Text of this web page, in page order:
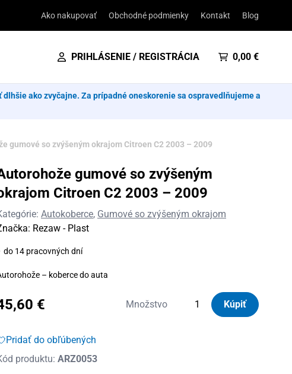
Ako nakupovať Obchodné podmienky Kontakt Blog
PRIHLÁSENIE / REGISTRÁCIA 0,00 €
ako zvyčajne. Za prípadné oneskorenie sa ospravedlňujeme a
gumové so zvýšeným okrajom Citroen C2 2003 – 2009
gumové so zvýšeným
Citroen C2 2003 – 2009
Autokoberce, Gumové so zvýšeným okrajom
Rezaw - Plast
do 14 pracovných dní
– koberce do auta
€ Množstvo
množstvo
Kúpiť
Pridať do obľúbených
produktu: ARZ0053